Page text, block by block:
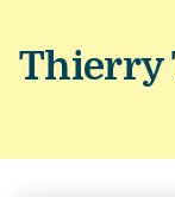
Thierry